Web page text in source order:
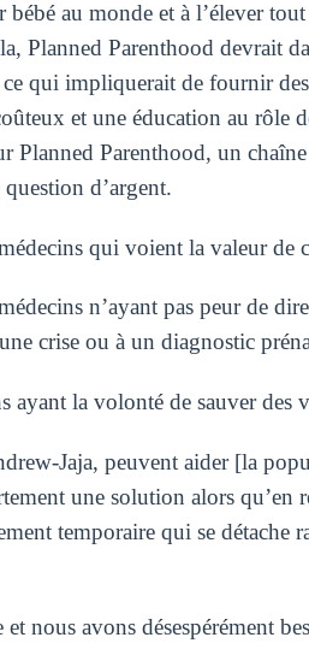
bébé au monde et à l’élever
Planned Parenthood devrait
qui impliquerait de fournir
et une éducation au rôle
Planned Parenthood, un
d’argent.
qui voient la valeur de
n’ayant pas peur de
crise ou à un diagnostic
ayant la volonté de sauver des
Jaja, peuvent aider [la
une solution alors qu’en
temporaire qui se détache
et nous avons désespérément